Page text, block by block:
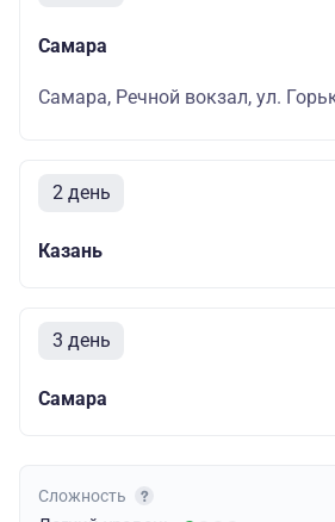
Самара
Самара, Речной вокзал, ул.
2 день
Казань
3 день
Самара
Сложность